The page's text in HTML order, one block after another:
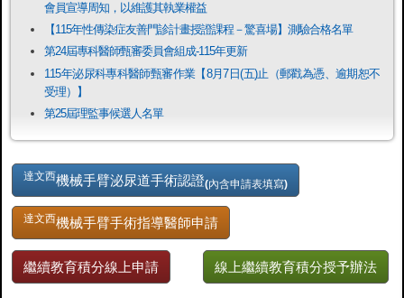
會員宣導周知，以維護其執業權益
【115年性傳染症友善門診計畫授證課程－驚喜場】測驗合格名單
第24屆專科醫師甄審委員會組成-115年更新
115年泌尿科專科醫師甄審作業【8月7日(五)止（郵戳為憑、逾期恕不
受理）】
第25屆理監事候選人名單
達文西機械手臂泌尿道手術認證(內含申請表填寫)
達文西機械手臂手術指導醫師申請
繼續教育積分線上申請 線上繼續教育積分授予辦法